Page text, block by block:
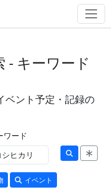
- キーワード
ベント予定・記録の
ワード
イベント